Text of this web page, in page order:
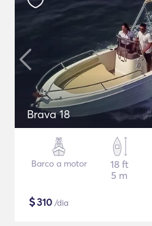
Brava 18
Barco a motor
18 ft
5 m
$310 /dia